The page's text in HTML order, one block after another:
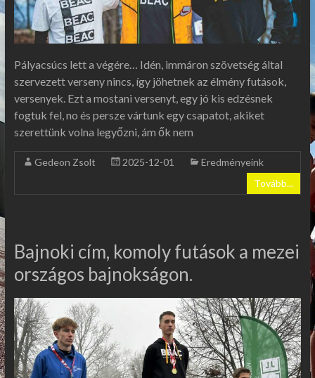
Pályacsúcs lett a végére… Idén, immáron szövetség által
szervezett verseny nincs, így jöhetnek az élmény futások,
versenyek. Ezt a mostani versenyt, egy jó kis edzésnek
fogtuk fel, no és persze vártunk egy csapatot, akiket
szerettünk volna legyőzni, ám ők nem
Gedeon Zsolt 2025-12-01
Eredményeink
Tovább...
Bajnoki cím, komoly futások a mezei
országos bajnokságon.